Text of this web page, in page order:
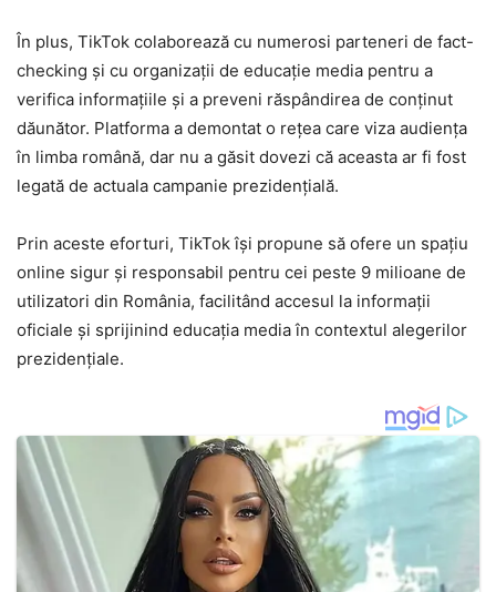
În plus, TikTok colaborează cu numerosi parteneri de fact-
checking și cu organizații de educație media pentru a
verifica informațiile și a preveni răspândirea de conținut
dăunător. Platforma a demontat o rețea care viza audiența
în limba română, dar nu a găsit dovezi că aceasta ar fi fost
legată de actuala campanie prezidențială.
Prin aceste eforturi, TikTok își propune să ofere un spațiu
online sigur și responsabil pentru cei peste 9 milioane de
utilizatori din România, facilitând accesul la informații
oficiale și sprijinind educația media în contextul alegerilor
prezidențiale.